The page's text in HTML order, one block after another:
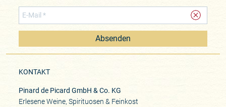
Absenden
KONTAKT
Pinard de Picard GmbH & Co. KG
Erlesene Weine, Spirituosen & Feinkost